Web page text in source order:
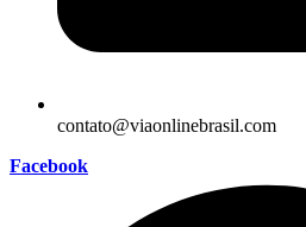
contato@viaonlinebrasil.com
Facebook